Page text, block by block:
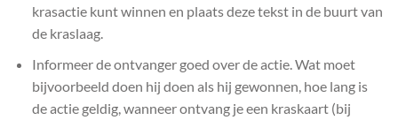
krasactie kunt winnen en plaats deze tekst in de buurt van
de kraslaag.
Informeer de ontvanger goed over de actie. Wat moet
bijvoorbeeld doen hij doen als hij gewonnen, hoe lang is
de actie geldig, wanneer ontvang je een kraskaart (bij